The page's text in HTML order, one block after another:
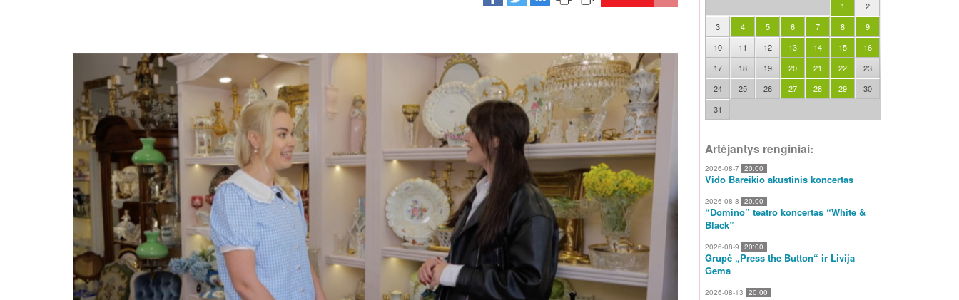
1
2
3
4 5 6 7 8
9
10
11 12 13 14 15
16
17
18 19 20 21 22
23
24
25 26 27 28 29
30
31
Artėjantys renginiai:
2026-08-7 20:00
Vido Bareikio akustinis koncertas
2026-08-8 20:00
“Domino” teatro koncertas “White &
Black”
2026-08-9 20:00
Grupė „Press the Button“ ir Livija
Gema
2026-08-13 20:00